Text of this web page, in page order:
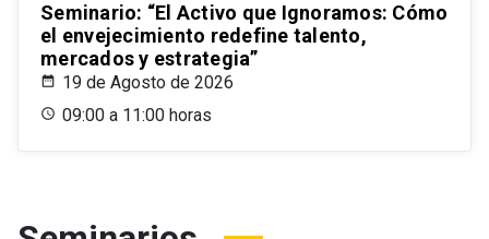
Seminario: “El Activo que Ignoramos: Cómo
el envejecimiento redefine talento,
mercados y estrategia”
19 de Agosto de 2026
09:00 a 11:00 horas